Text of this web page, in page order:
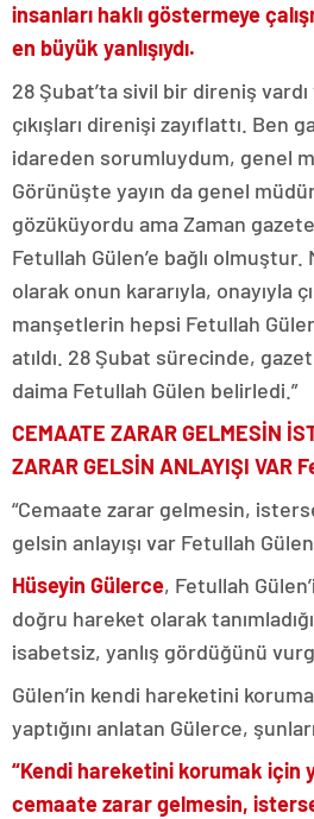
insanları haklı göstermeye
en büyük yanlışıydı.
28 Şubat’ta sivil bir direniş vardı
çıkışları direnişi zayıflattı. Ben
idareden sorumluydum, genel
Görünüşte yayın da genel
gözüküyordu ama Zaman
Fetullah Gülen’e bağlı
olarak onun kararıyla, onayıyla
manşetlerin hepsi Fetullah
atıldı. 28 Şubat sürecinde,
daima Fetullah Gülen belirledi.”
CEMAATE ZARAR GELMESİN
ZARAR GELSİN ANLAYIŞI VAR
“Cemaate zarar gelmesin,
gelsin anlayışı var Fetullah
Hüseyin Gülerce, Fetullah
doğru hareket olarak
isabetsiz, yanlış gördüğünü
Gülen’in kendi hareketini
yaptığını anlatan Gülerce,
“Kendi hareketini korumak için
cemaate zarar gelmesin,